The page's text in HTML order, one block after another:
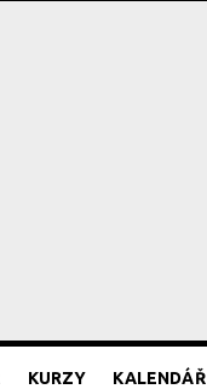
KURZY KALENDÁŘ